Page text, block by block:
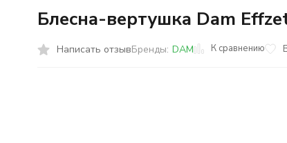
Блесна-вертушка Dam
Написать отзывБренды: DAM К сравнению